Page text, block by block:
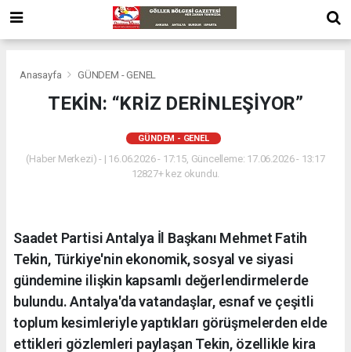
Anasayfa GÜNDEM - GENEL
TEKİN: “KRİZ DERİNLEŞİYOR”
GÜNDEM - GENEL
(Haber Merkezi) - | 16.06.2026 - 17:15, Güncelleme: 17.06.2026 - 13:17
12827+ kez okundu.
Saadet Partisi Antalya İl Başkanı Mehmet Fatih
Tekin, Türkiye'nin ekonomik, sosyal ve siyasi
gündemine ilişkin kapsamlı değerlendirmelerde
bulundu. Antalya'da vatandaşlar, esnaf ve çeşitli
toplum kesimleriyle yaptıkları görüşmelerden elde
ettikleri gözlemleri paylaşan Tekin, özellikle kira